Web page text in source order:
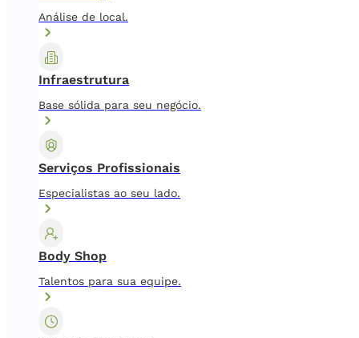
Análise de local.
Infraestrutura
Base sólida para seu negócio.
Serviços Profissionais
Especialistas ao seu lado.
Body Shop
Talentos para sua equipe.